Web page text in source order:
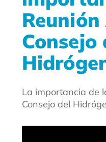
Consejo
La importancia de
Consejo del